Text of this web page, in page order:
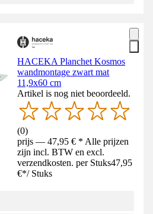
HACEKA Planchet Kosmos
wandmontage zwart mat
11,9x60 cm
Artikel is nog niet beoordeeld.
(0)
prijs — 47,95 € * Alle prijzen
zijn incl. BTW en excl.
verzendkosten. per Stuks47,95
€*/ Stuks